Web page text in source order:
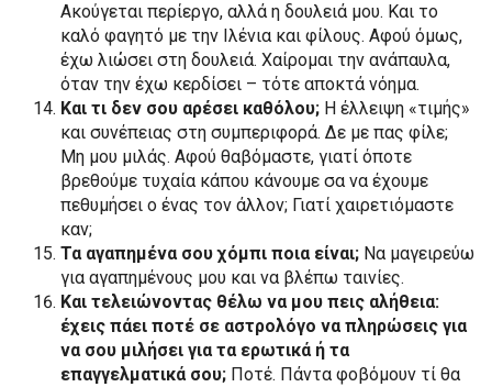
Ακούγεται περίεργο, αλλά η δουλειά μου. Και το
καλό φαγητό με την Ιλένια και φίλους. Αφού όμως,
έχω λιώσει στη δουλειά. Χαίρομαι την ανάπαυλα,
όταν την έχω κερδίσει – τότε αποκτά νόημα.
Και τι δεν σου αρέσει καθόλου; Η έλλειψη «τιμής»
και συνέπειας στη συμπεριφορά. Δε με πας φίλε;
Μη μου μιλάς. Αφού θαβόμαστε, γιατί όποτε
βρεθούμε τυχαία κάπου κάνουμε σα να έχουμε
πεθυμήσει ο ένας τον άλλον; Γιατί χαιρετιόμαστε
καν;
Τα αγαπημένα σου χόμπι ποια είναι; Να μαγειρεύω
για αγαπημένους μου και να βλέπω ταινίες.
Και τελειώνοντας θέλω να μου πεις αλήθεια:
έχεις πάει ποτέ σε αστρολόγο να πληρώσεις για
να σου μιλήσει για τα ερωτικά ή τα
επαγγελματικά σου; Ποτέ. Πάντα φοβόμουν τί θα